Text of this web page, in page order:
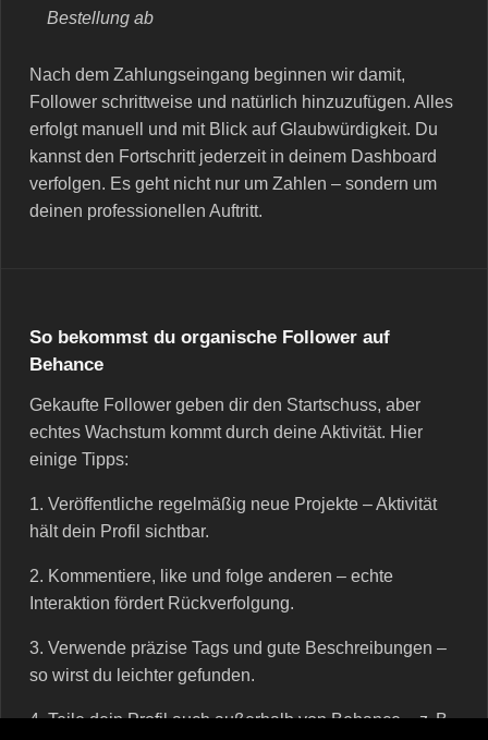
Bestellung ab
Nach dem Zahlungseingang beginnen wir damit,
Follower schrittweise und natürlich hinzuzufügen. Alles
erfolgt manuell und mit Blick auf Glaubwürdigkeit. Du
kannst den Fortschritt jederzeit in deinem Dashboard
verfolgen. Es geht nicht nur um Zahlen – sondern um
deinen professionellen Auftritt.
So bekommst du organische Follower auf
Behance
Gekaufte Follower geben dir den Startschuss, aber
echtes Wachstum kommt durch deine Aktivität. Hier
einige Tipps:
1. Veröffentliche regelmäßig neue Projekte – Aktivität
hält dein Profil sichtbar.
2. Kommentiere, like und folge anderen – echte
Interaktion fördert Rückverfolgung.
3. Verwende präzise Tags und gute Beschreibungen –
so wirst du leichter gefunden.
4. Teile dein Profil auch außerhalb von Behance – z. B.